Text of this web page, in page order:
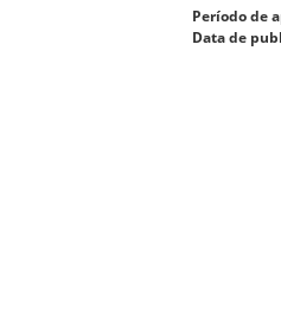
Período de
Data de